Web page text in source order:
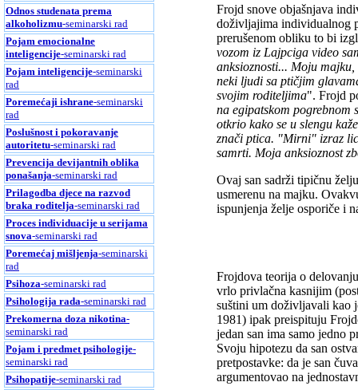
Odnos studenata prema
alkoholizmu-seminarski rad
Pojam emocionalne
inteligencije-seminarski rad
Pojam inteligencije-seminarski
rad
Poremećaji ishrane-seminarski
rad
Poslušnost i pokoravanje
autoritetu-seminarski rad
Prevencija devijantnih oblika
ponašanja-seminarski rad
Prilagodba djece na razvod
braka roditelja-seminarski rad
Proces individuacije u serijama
snova-seminarski rad
Poremećaj mišljenja-seminarski
rad
Psihoza-seminarski rad
Psihologija rada-seminarski rad
Prekomerna doza nikotina-
seminarski rad
Pojam i predmet psihologije-
seminarski rad
Psihopatije-seminarski rad
Frojd snove objašnjava
doživljajima individualnog
prerušenom obliku to bi
vozom iz Lajpciga video
anksioznosti... Moju
neki ljudi sa ptičjim
svojim roditeljima". Frojd
na egipatskom
otkrio kako se u slengu
znači ptica. "Mirni" izraz
samrti. Moja anksioznost
Ovaj san sadrži tipičnu
usmerenu na majku.
ispunjenja želje osporiče i
Frojdova teorija o
vrlo privlačna kasnijim
suštini um doživljavali kao
1981) ipak preispituju
jedan san ima samo jedno
Svoju hipotezu da san
pretpostavke: da je san
argumentovao na